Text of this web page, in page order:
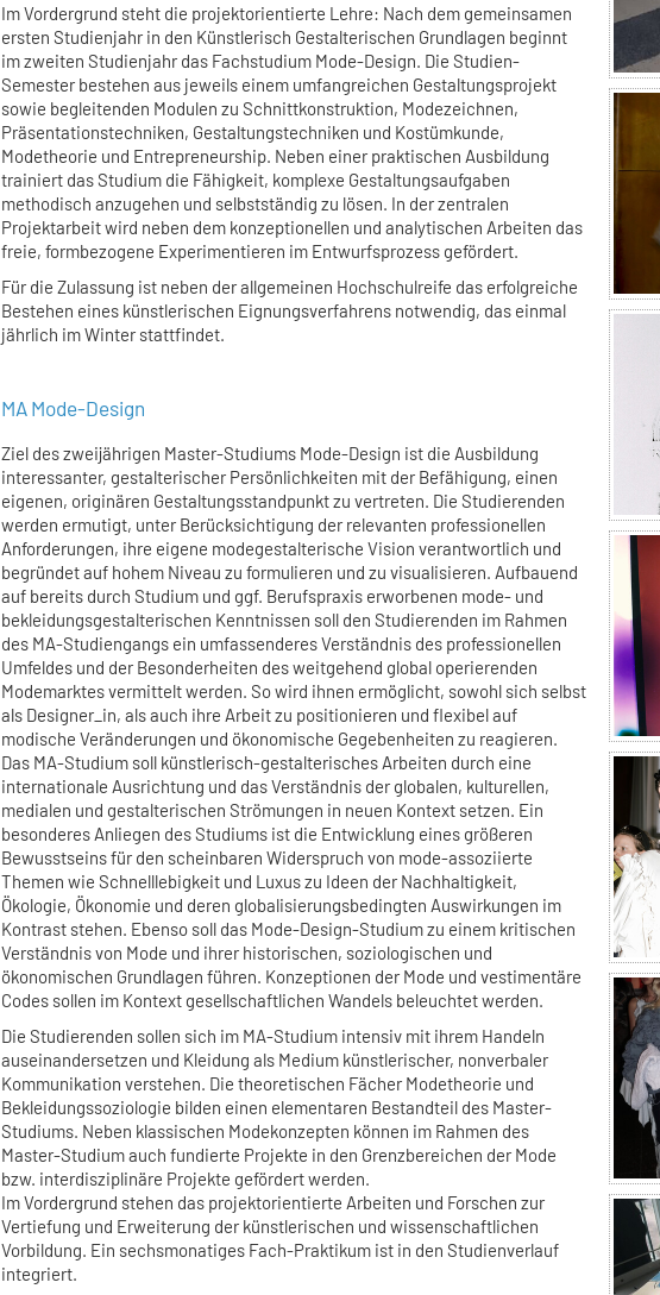
Im Vordergrund steht die projektorientierte Lehre: Nach dem gemeinsamen
ersten Studienjahr in den Künstlerisch Gestalterischen Grundlagen beginnt
im zweiten Studienjahr das Fachstudium Mode-Design. Die Studien-
Semester bestehen aus jeweils einem umfangreichen Gestaltungsprojekt
sowie begleitenden Modulen zu Schnittkonstruktion, Modezeichnen,
Präsentationstechniken, Gestaltungstechniken und Kostümkunde,
Modetheorie und Entrepreneurship. Neben einer praktischen Ausbildung
trainiert das Studium die Fähigkeit, komplexe Gestaltungsaufgaben
methodisch anzugehen und selbstständig zu lösen. In der zentralen
Projektarbeit wird neben dem konzeptionellen und analytischen Arbeiten das
freie, formbezogene Experimentieren im Entwurfsprozess gefördert.
Für die Zulassung ist neben der allgemeinen Hochschulreife das erfolgreiche
Bestehen eines künstlerischen Eignungsverfahrens notwendig, das einmal
jährlich im Winter stattfindet.
MA Mode-Design
Ziel des zweijährigen Master-Studiums Mode-Design ist die Ausbildung
interessanter, gestalterischer Persönlichkeiten mit der Befähigung, einen
eigenen, originären Gestaltungsstandpunkt zu vertreten. Die Studierenden
werden ermutigt, unter Berücksichtigung der relevanten professionellen
Anforderungen, ihre eigene modegestalterische Vision verantwortlich und
begründet auf hohem Niveau zu formulieren und zu visualisieren. Aufbauend
auf bereits durch Studium und ggf. Berufspraxis erworbenen mode- und
bekleidungsgestalterischen Kenntnissen soll den Studierenden im Rahmen
des MA-Studiengangs ein umfassenderes Verständnis des professionellen
Umfeldes und der Besonderheiten des weitgehend global operierenden
Modemarktes vermittelt werden. So wird ihnen ermöglicht, sowohl sich selbst
als Designer_in, als auch ihre Arbeit zu positionieren und flexibel auf
modische Veränderungen und ökonomische Gegebenheiten zu reagieren.
Das MA-Studium soll künstlerisch-gestalterisches Arbeiten durch eine
internationale Ausrichtung und das Verständnis der globalen, kulturellen,
medialen und gestalterischen Strömungen in neuen Kontext setzen. Ein
besonderes Anliegen des Studiums ist die Entwicklung eines größeren
Bewusstseins für den scheinbaren Widerspruch von mode-assoziierte
Themen wie Schnelllebigkeit und Luxus zu Ideen der Nachhaltigkeit,
Ökologie, Ökonomie und deren globalisierungsbedingten Auswirkungen im
Kontrast stehen. Ebenso soll das Mode-Design-Studium zu einem kritischen
Verständnis von Mode und ihrer historischen, soziologischen und
ökonomischen Grundlagen führen. Konzeptionen der Mode und vestimentäre
Codes sollen im Kontext gesellschaftlichen Wandels beleuchtet werden.
Die Studierenden sollen sich im MA-Studium intensiv mit ihrem Handeln
auseinandersetzen und Kleidung als Medium künstlerischer, nonverbaler
Kommunikation verstehen. Die theoretischen Fächer Modetheorie und
Bekleidungssoziologie bilden einen elementaren Bestandteil des Master-
Studiums. Neben klassischen Modekonzepten können im Rahmen des
Master-Studium auch fundierte Projekte in den Grenzbereichen der Mode
bzw. interdisziplinäre Projekte gefördert werden.
Im Vordergrund stehen das projektorientierte Arbeiten und Forschen zur
Vertiefung und Erweiterung der künstlerischen und wissenschaftlichen
Vorbildung. Ein sechsmonatiges Fach-Praktikum ist in den Studienverlauf
integriert.